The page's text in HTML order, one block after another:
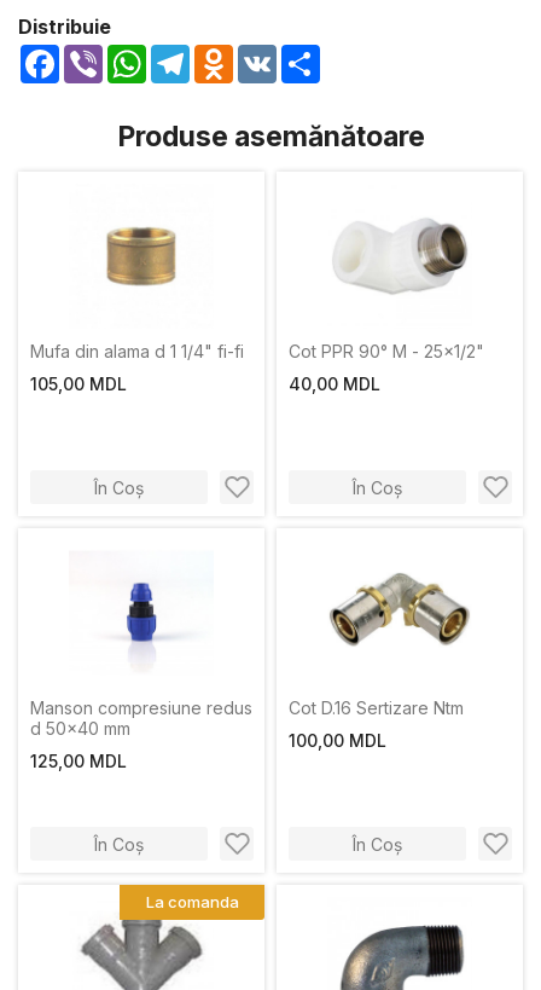
Distribuie
Facebook
Viber WhatsApp
TelegramOdnoklassniki
VK
Produse asemănătoare
Mufa din alama d 1 1/4" fi-fi
105,00 MDL
În Coș
Cot PPR 90° M - 25x1/2"
40,00 MDL
În Coș
Manson compresiune redus
d 50x40 mm
125,00 MDL
În Coș
Cot D.16 Sertizare Ntm
100,00 MDL
În Coș
La comanda